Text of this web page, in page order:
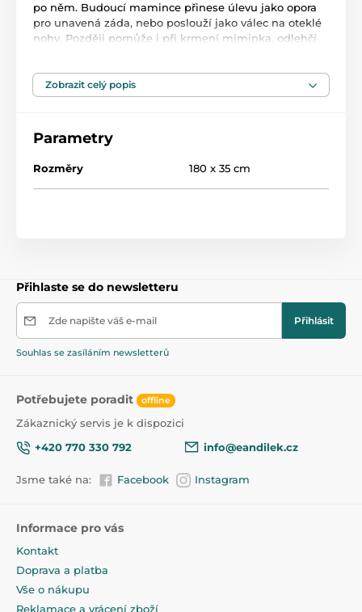
po něm. Budoucí mamince přinese úlevu jako opora
pro unavená záda, nebo poslouží jako válec na oteklé
nohy. Později pomůže i při krmení miminka, odlehčí
nebo jako plyšová hračka
Ergonomický tvar polštáře - poskytuje pohodlí
vložky je navíc opatřena zipem
Příjemný na dotek snímatelný potah - 100% bavlna
Snadno se udržuje v čistotě
Materiály zajišťují dostatečnou cirkulaci vzduchu
Produkt je zařazen v kategoriích
Zobrazit celý popis
Parametry
Rozměry 180 x 35 cm
Přihlaste se do newsletteru
Zde napište váš e-mail Přihlásit
Souhlas se zasíláním newsletterů
Potřebujete poradit offline
Zákaznický servis je k dispozici
+420 770 330 792
info@eandilek.cz
Jsme také na: Facebook Instagram
Informace pro vás
Kontakt
Doprava a platba
Vše o nákupu
Reklamace a vrácení zboží